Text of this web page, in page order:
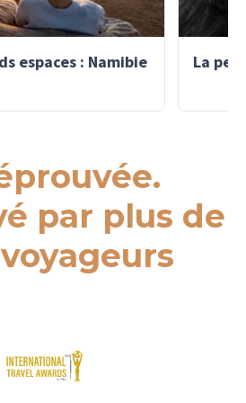
et a
espaces : Namibie La
par plus de